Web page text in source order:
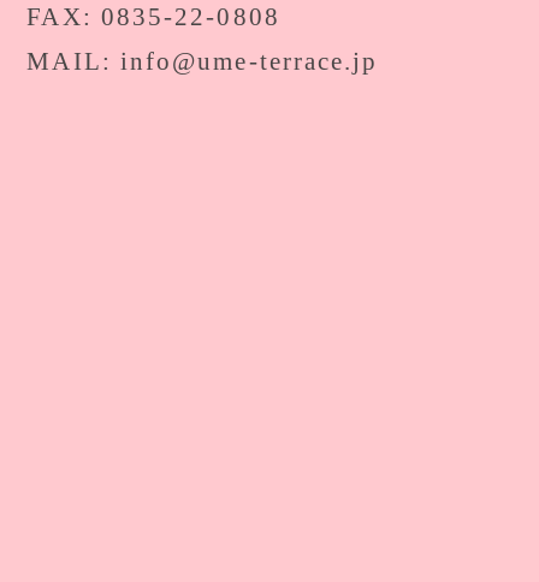
FAX: 0835-22-0808
MAIL: info@ume-terrace.jp